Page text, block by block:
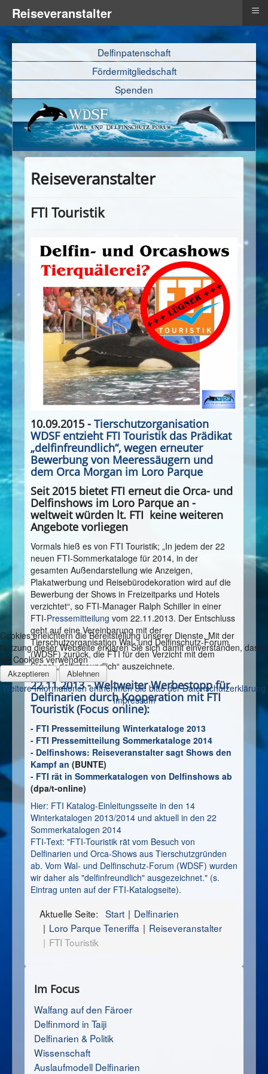
Delfinpatenschaft
Fördermitgliedschaft
Spenden
Reiseveranstalter
FTI Touristik
10.09.2015 - Tierschutzorganisation
WDSF entzieht FTI Touristik das Prädikat
„delfinfreundlich“, wegen erneuter
Bewerbung von Meeressäugern und
dem Orca Morgan im Loro Parque
Seit 2015 bietet FTI erneut die Orca- und
Delfinshows im Loro Parque an -
weltweit würden lt. FTI keine weiteren
Angebote vorliegen
Vormals hieß es von FTI Touristik; „In jedem der 22
neuen FTI-Sommerkataloge für 2014, in der
gesamten Außendarstellung wie Anzeigen,
Plakatwerbung und Reisebürodekoration wird auf die
Bewerbung der Shows in Freizeitparks und Hotels
verzichtet“, so FTI-Manager Ralph Schiller in einer
FTI-Pressemitteilung vom 22.11.2013. Der Entschluss
geht auf eine Vereinbarung mit der
Tierschutzorganisation Wal- und Delfinschutz-Forum
(WDSF) zurück, die FTI für den Verzicht mit dem
Siegel „delfinfreundlich“ auszeichnete.
22.11.2013 - Weltweiter Werbestopp für
Delfinarien durch Kooperation mit FTI
Touristik (Focus online):
- FTI Pressemitteilung Winterkataloge 2013
- FTI Pressemitteilung Sommerkataloge 2014
- Delfinshows: Reiseveranstalter sagt Shows den
Kampf an (BUNTE)
- FTI rät in Sommerkatalogen von Delfinshows ab
(dpa/t-online)
Hier: FTI Katalog-Einleitungsseite in den 14
Winterkatalogen 2013/2014 und aktuell in den 22
Sommerkatalogen 2014
FTI-Text: "FTI-Touristik rät vom Besuch von
Delfinarien und Orca-Shows aus Tierschutzgründen
ab. Vom Wal- und Delfinschutz-Forum (WDSF) wurden
wir daher als "delfinfreundlich" ausgezeichnet." (s.
Eintrag unten auf der FTI-Katalogseite).
Aktuelle Seite: Start
Delfinarien
Loro Parque Teneriffa
Reiseveranstalter
FTI Touristik
Im Focus
Walfang auf den Färoer
Delfinmord in Taiji
Delfinarien & Politik
Wissenschaft
Auslaufmodell Delfinarien
Cookies erleichtern die Bereitstellung unserer Dienste. Mit der
Nutzung dieser Webseite erklären Sie sich damit einverstanden, dass
wir Cookies verwenden
Akzeptieren Ablehnen
Weitere Informationen entnehmen Sie bitte der Datenschutzerklärung
Impressum
Reiseveranstalter ≡